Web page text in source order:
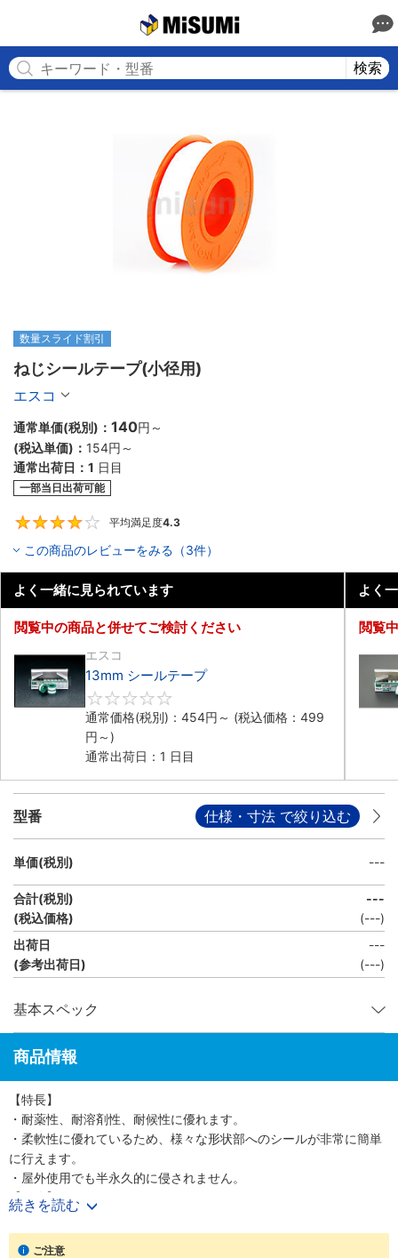
検索
数量スライド割引
ねじシールテープ(小径用)
エスコ
通常単価(税別)： 140円 ～
(税込単価)： 154円 ～
通常出荷日： 1 日目
一部当日出荷可能
平均満足度4.3
この商品のレビューをみる（3件）
よく一緒に見られています
閲覧中の商品と併せてご検討ください
エスコ
13mm シールテープ
通常価格(税別)： 454円 ～ (税込価格： 499
円 ～)
通常出荷日：1 日目
よく
閲覧
型番 仕様・寸法 で絞り込む
単価(税別) ---
合計(税別)
(税込価格)
---
(---)
出荷日
(参考出荷日)
---
(---)
基本スペック
商品情報
【特長】
・耐薬性、耐溶剤性、耐候性に優れます。
・柔軟性に優れているため、様々な形状部へのシールが非常に簡単
に行えます。
・屋外使用でも半永久的に侵されません。
【用途】
・可燃性ガス及び有毒ガス以外のあらゆる流体のねじ継手部のシー
ルに。
続きを読む
ご注意